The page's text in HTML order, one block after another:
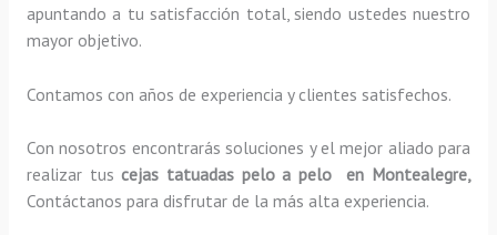
apuntando a tu satisfacción total, siendo ustedes nuestro
mayor objetivo.
Contamos con años de experiencia y clientes satisfechos.
Con nosotros encontrarás soluciones y el mejor aliado para
realizar tuscejas tatuadas pelo a pelo en Montealegre,
Contáctanos para disfrutar de la más alta experiencia.